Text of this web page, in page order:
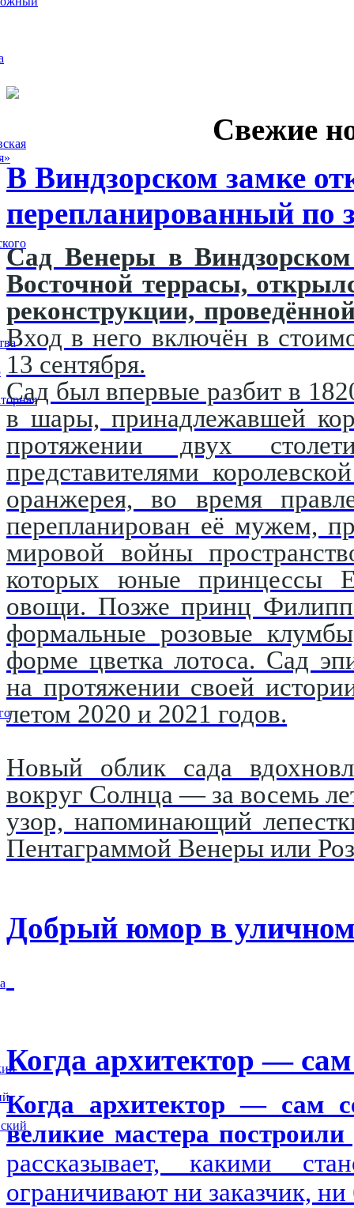
Свежие
В Виндзорском замке
перепланированный
Сад Венеры в
Восточной террасы,
реконструкции,
Вход в него включён в
13 сентября.
Сад был впервые разбит в
в шары, принадлежавшей
протяжении двух
представителями
оранжерея, во время
перепланирован её мужем,
мировой войны
которых юные принцессы
овощи. Позже принц Филипп
формальные розовые
форме цветка лотоса. Сад
на протяжении своей
летом 2020 и 2021 годов.
Новый облик сада
вокруг Солнца — за восемь
узор, напоминающий
Пентаграммой Венеры или
Добрый юмор в уличном
Когда архитектор — сам
Когда архитектор — сам
великие мастера построили
рассказывает, какими
ограничивают ни заказчик,